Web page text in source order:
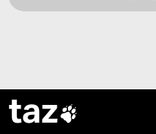
taz